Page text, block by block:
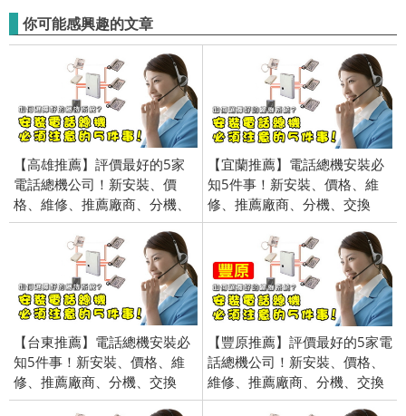
你可能感興趣的文章
【高雄推薦】評價最好的5家
電話總機公司！新安裝、價
格、維修、推薦廠商、分機、
交換機、電話、錄音、價錢、
【宜蘭推薦】電話總機安裝必
知5件事！新安裝、價格、維
修、推薦廠商、分機、交換
機、電話、錄音、價錢、費用
【台東推薦】電話總機安裝必
知5件事！新安裝、價格、維
修、推薦廠商、分機、交換
機、電話、錄音、價錢、費用
【豐原推薦】評價最好的5家電
話總機公司！新安裝、價格、
維修、推薦廠商、分機、交換
機、電話、錄音、價錢、費用